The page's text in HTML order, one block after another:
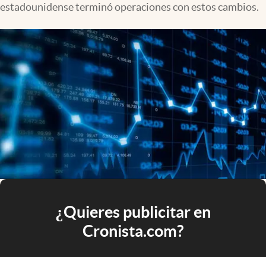
estadounidense terminó operaciones con estos cambios.
¿Quieres publicitar en
Cronista.com?